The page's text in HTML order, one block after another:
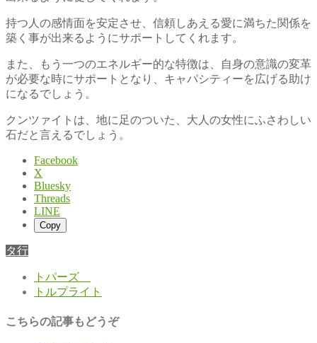
持つ人の感情面を安定させ、信頼しあえる愛に満ちた関係を
築く事が出来るようにサポートしてくれます。
また、もう一つのエネルギー的な特徴は、自身の意識の変革
が必要な時にサポートとなり、キャパシティーを広げる助け
になるでしょう。
クンツァイトは、地に足のついた、大人の女性にふさわしい
石だと言えるでしょう。
Facebook
X
Bluesky
Threads
LINE
Copy
タ行
トパーズ
トルプライト
こちらの記事もどうぞ